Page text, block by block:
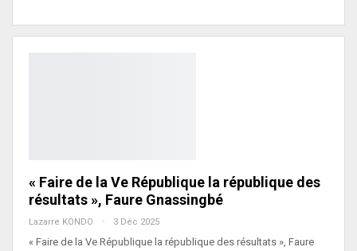
« Faire de la Ve République la république des
résultats », Faure Gnassingbé
Lazarre KONDO 3 Déc 2025
« Faire de la Ve République la république des résultats », Faure